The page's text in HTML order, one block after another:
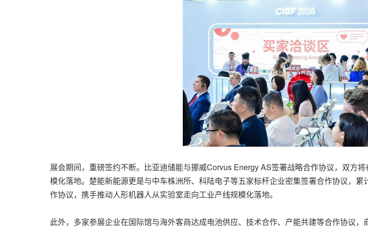
展会期间，重磅签约不断。比亚迪储能与挪威Corvus Energy AS签署战略合作协议，双方
模化落地。楚能新能源更是与中车株洲所、科陆电子等五家标杆企业密集签署合作协议，
作协议，携手推动人形机器人从实验室走向工业产线规模化落地。
此外，多家参展企业在国际馆与海外客商达成电池供应、技术合作、产能共建等合作协议，